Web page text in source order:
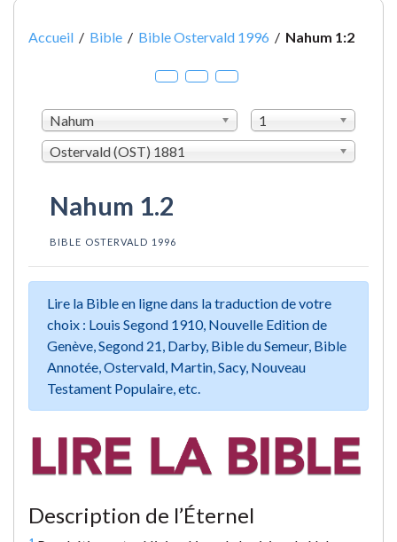
Accueil / Bible / Bible Ostervald 1996 / Nahum 1:2
Nahum
1
Ostervald (OST) 1881
Nahum 1.2
BIBLE OSTERVALD 1996
Lire la Bible en ligne dans la traduction de votre
choix : Louis Segond 1910, Nouvelle Edition de
Genève, Segond 21, Darby, Bible du Semeur, Bible
Annotée, Ostervald, Martin, Sacy, Nouveau
Testament Populaire, etc.
Description de l’Éternel